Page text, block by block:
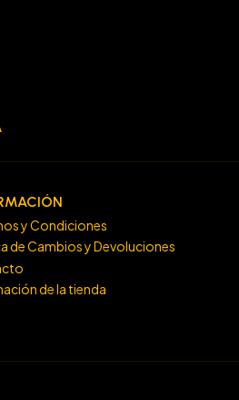
y Condiciones
de Cambios y Devoluciones
de la tienda